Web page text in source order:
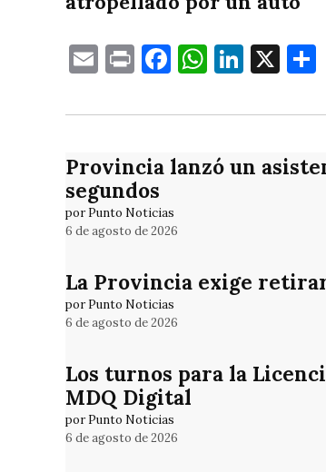
EmailPrintFacebook
X
Provincia lanzó un
segundos
por Punto Noticias
6 de agosto de 2026
La Provincia exige
por Punto Noticias
6 de agosto de 2026
Los turnos para la
MDQ Digital
por Punto Noticias
6 de agosto de 2026